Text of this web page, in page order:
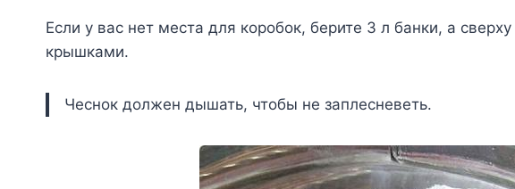
Если у вас нет места для коробок, берите 3 л банки, а
крышками.
Чеснок должен дышать, чтобы не заплесневеть.